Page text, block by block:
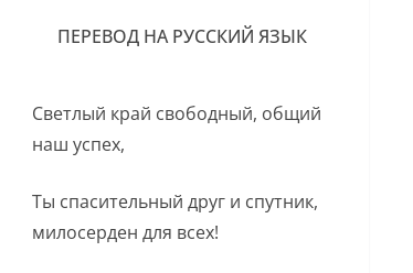
ПЕРЕВОД НА РУССКИЙ ЯЗЫК
Светлый край свободный, общий
наш успех,
Ты спасительный друг и спутник,
милосерден для всех!